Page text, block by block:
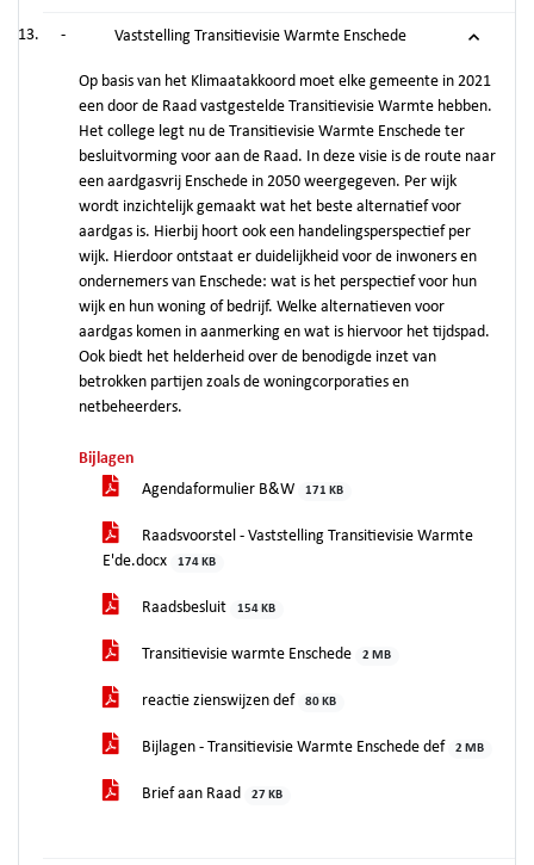
- Vaststelling Transitievisie Warmte Enschede
Op basis van het Klimaatakkoord moet elke gemeente in 2021
een door de Raad vastgestelde Transitievisie Warmte hebben.
Het college legt nu de Transitievisie Warmte Enschede ter
besluitvorming voor aan de Raad. In deze visie is de route naar
een aardgasvrij Enschede in 2050 weergegeven. Per wijk
wordt inzichtelijk gemaakt wat het beste alternatief voor
aardgas is. Hierbij hoort ook een handelingsperspectief per
wijk. Hierdoor ontstaat er duidelijkheid voor de inwoners en
ondernemers van Enschede: wat is het perspectief voor hun
wijk en hun woning of bedrijf. Welke alternatieven voor
aardgas komen in aanmerking en wat is hiervoor het tijdspad.
Ook biedt het helderheid over de benodigde inzet van
betrokken partijen zoals de woningcorporaties en
netbeheerders.
Bijlagen
Agendaformulier B&W
171 KB
Raadsvoorstel - Vaststelling Transitievisie Warmte
E'de.docx
174 KB
Raadsbesluit 154 KB
Transitievisie warmte Enschede 2 MB
reactie zienswijzen def 80 KB
Bijlagen - Transitievisie Warmte Enschede def 2 MB
Brief aan Raad 27 KB